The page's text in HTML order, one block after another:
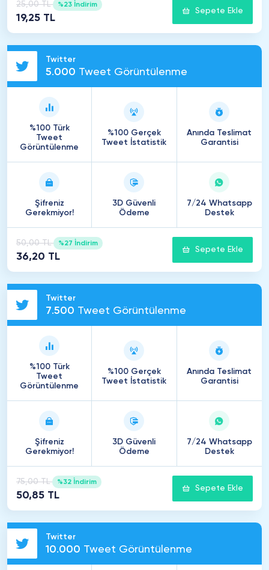
25,00 TL %23 İndirim
19,25 TL
Sepete Ekle
Twitter
5.000 Tweet Görüntülenme
%100 Türk
Tweet
Görüntülenme
%100 Gerçek
Tweet İstatistik
Anında Teslimat
Garantisi
Şifreniz
Gerekmiyor!
3D Güvenli
Ödeme
7/24 Whatsapp
Destek
50,00 TL %27 İndirim
36,20 TL
Sepete Ekle
Twitter
7.500 Tweet Görüntülenme
%100 Türk
Tweet
Görüntülenme
%100 Gerçek
Tweet İstatistik
Anında Teslimat
Garantisi
Şifreniz
Gerekmiyor!
3D Güvenli
Ödeme
7/24 Whatsapp
Destek
75,00 TL %32 İndirim
50,85 TL
Sepete Ekle
Twitter
10.000 Tweet Görüntülenme